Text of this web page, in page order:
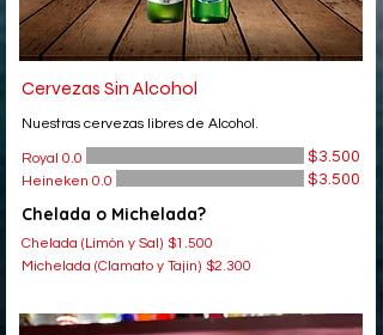
Cervezas Sin Alcohol
Nuestras cervezas libres de Alcohol.
Royal 0.0 $3.500
Heineken 0.0 $3.500
Chelada o Michelada?
Chelada (Limón y Sal) $1.500
Michelada (Clamato y Tajin) $2.300